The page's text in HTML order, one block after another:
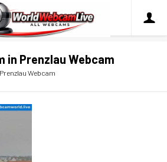
Prenzlau Webcam
Webcam